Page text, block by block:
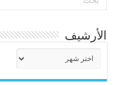
الأرشيف